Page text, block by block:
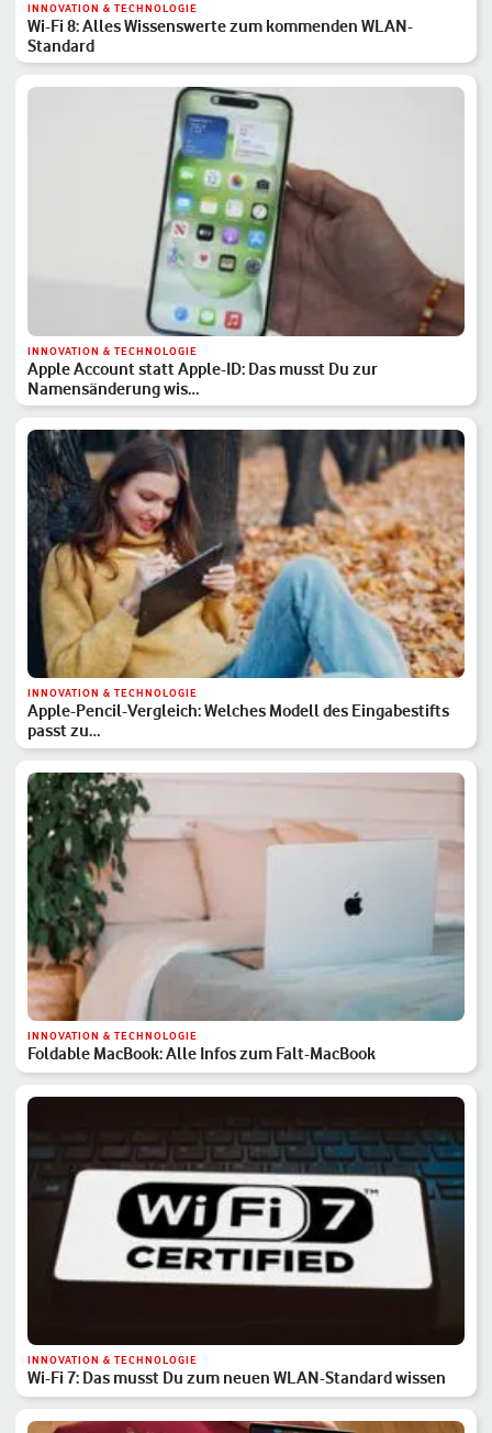
INNOVATION & TECHNOLOGIE
Wi-Fi 8: Alles Wissenswerte zum kommenden WLAN-
Standard
INNOVATION & TECHNOLOGIE
Apple Account statt Apple-ID: Das musst Du zur
Namensänderung wis…
INNOVATION & TECHNOLOGIE
Apple-Pencil-Vergleich: Welches Modell des Eingabestifts
passt zu…
INNOVATION & TECHNOLOGIE
Foldable MacBook: Alle Infos zum Falt-MacBook
INNOVATION & TECHNOLOGIE
Wi-Fi 7: Das musst Du zum neuen WLAN-Standard wissen